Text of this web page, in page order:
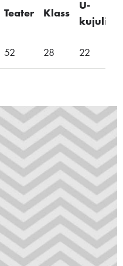
Teater Klass
U-
kujuline
52 28 22